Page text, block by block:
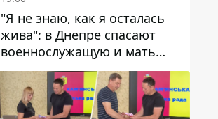
"Я не знаю, как я осталась
жива": в Днепре спасают
военнослужащую и мать
четверых детей, которую
ранил КАБ